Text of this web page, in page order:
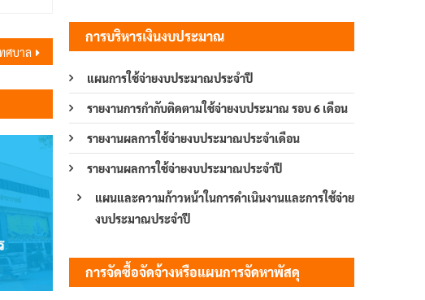
ศบาล
การบริหารเงินงบประมาณ
แผนการใช้จ่ายงบประมาณประจำปี
รายงานการกำกับติดตามใช้จ่ายงบประมาณ รอบ 6 เดือน
รายงานผลการใช้จ่ายงบประมาณประจำเดือน
รายงานผลการใช้จ่ายงบประมาณประจำปี
แผนและความก้าวหน้าในการดำเนินงานและการใช้จ่าย
งบประมาณประจำปี
การจัดซื้อจัดจ้างหรือแผนการจัดหาพัสดุ